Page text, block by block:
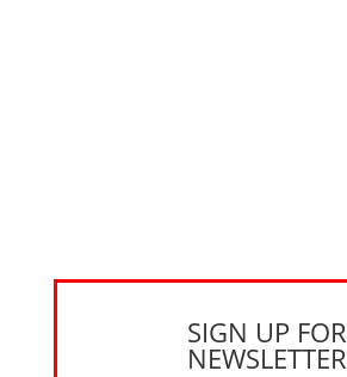
SIGN UP FOR
NEWSLETTER